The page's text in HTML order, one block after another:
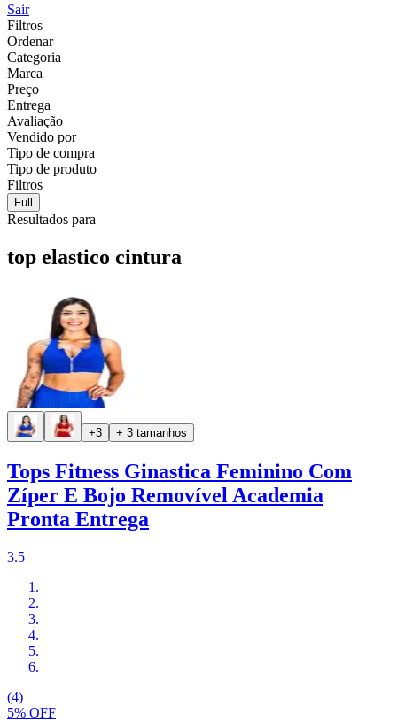
Sair
Filtros
Ordenar
Categoria
Marca
Preço
Entrega
Avaliação
Vendido por
Tipo de compra
Tipo de produto
Filtros
Full
Resultados para
top elastico cintura
+3 + 3 tamanhos
Tops Fitness Ginastica Feminino Com
Zíper E Bojo Removível Academia
Pronta Entrega
3.5
(4)
5% OFF